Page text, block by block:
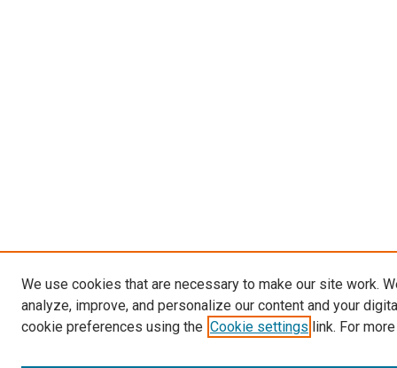
We use cookies that are necessary to make our site work.
analyze, improve, and personalize our content and your
cookie preferences using the Cookie settings link. For